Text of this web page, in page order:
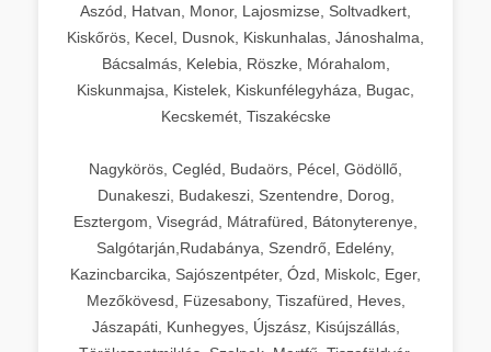
Aszód, Hatvan, Monor, Lajosmizse, Soltvadkert,
Kiskőrös, Kecel, Dusnok, Kiskunhalas, Jánoshalma,
Bácsalmás, Kelebia, Röszke, Mórahalom,
Kiskunmajsa, Kistelek, Kiskunfélegyháza, Bugac,
Kecskemét, Tiszakécske
Nagykörös, Cegléd, Budaörs, Pécel, Gödöllő,
Dunakeszi, Budakeszi, Szentendre, Dorog,
Esztergom, Visegrád, Mátrafüred, Bátonyterenye,
Salgótarján,Rudabánya, Szendrő, Edelény,
Kazincbarcika, Sajószentpéter, Ózd, Miskolc, Eger,
Mezőkövesd, Füzesabony, Tiszafüred, Heves,
Jászapáti, Kunhegyes, Újszász, Kisújszállás,